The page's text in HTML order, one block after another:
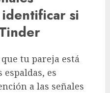
si
tu pareja está
es
a las señales